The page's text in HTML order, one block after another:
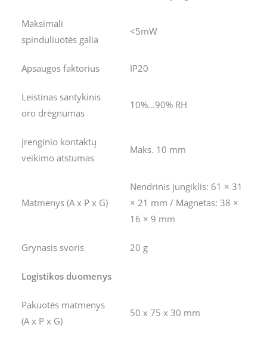
Maksimali
spinduliuotės galia
<5mW
Apsaugos faktorius IP20
Leistinas santykinis
oro drėgnumas
10%…90% RH
Įrenginio kontaktų
veikimo atstumas
Maks. 10 mm
Matmenys (A x P x G)
Nendrinis jungiklis: 61 × 31
× 21 mm / Magnetas: 38 ×
16 × 9 mm
Grynasis svoris 20 g
Logistikos duomenys
Pakuotės matmenys
(A x P x G)
50 x 75 x 30 mm